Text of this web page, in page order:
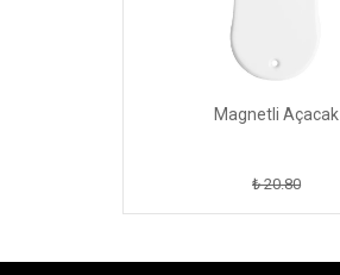
Magnetli Açacak
₺ 20.80